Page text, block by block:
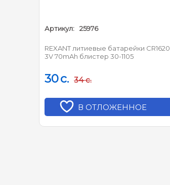
Артикул: 25976
REXANT литиевые батарейки CR1620
3V 70mAh блистер 30-1105
30c. 34 c.
В ОТЛОЖЕННОЕ